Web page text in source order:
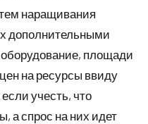
наращивания
дополнительными
оборудование, площади
на ресурсы ввиду
учесть, что
а спрос на них идет